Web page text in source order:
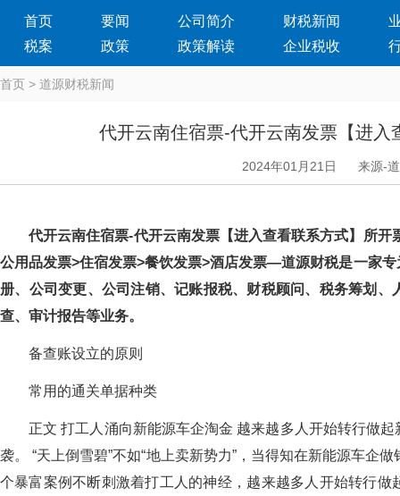
首页 要闻 公司简介 财税新闻
税案
政策 政策解读 企业税收
首页 > 道源财税新闻
代开云南住宿票-代开云南发票【进入
2024年01月21日 来源-
代开云南住宿票-代开云南发票【进入查看联系方式】所
公用品发票>住宿发票>餐饮发票>酒店发票—道源财税是一家专
册、公司变更、公司注销、记账报税、财税顾问、税务筹划
查、审计报告等业务。
备查账设立的原则
常用的通关单据种类
正文 打工人涌向新能源车企淘金 越来越多人开始转行做起
袭。 “天上倒雪碧”不如“地上卖新势力”，当得知在新能源车企
个暴富案例不断刺激着打工人的神经，越来越多人开始转行做